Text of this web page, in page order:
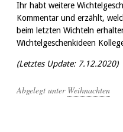
Ihr habt weitere
Kommentar und erzählt,
beim letzten Wichteln
Wichtelgeschenkideen
(Letztes Update: 7.12.2020)
Abgelegt unter Weihnachten